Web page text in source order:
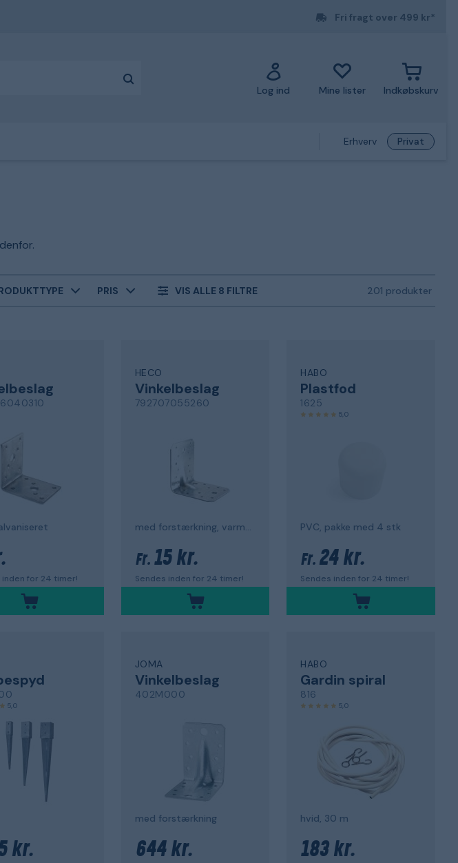
Fri fragt over 499 kr*
Log ind Mine lister Indkøbskurv
Erhverv Privat
PRIS VIS ALLE 8 FILTRE 201 produkter
inden for 24 timer!
HECO
Vinkelbeslag
792707055260
med forstærkning, varmgalvaniseret
Fr. 15 kr.
Sendes inden for 24 timer!
HABO
Plastfod
1625
5,0
PVC, pakke med 4 stk
Fr. 24 kr.
Sendes inden for 24 timer!
5,0
kr.
JOMA
Vinkelbeslag
402M000
med forstærkning
644 kr.
HABO
Gardin spiral
816
5,0
hvid, 30 m
183 kr.